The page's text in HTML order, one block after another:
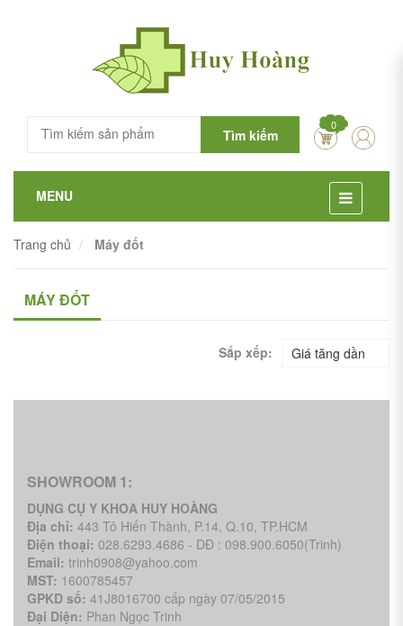
Tìm kiếm
0
MENU
Trang chủ Máy đốt
MÁY ĐỐT
Sắp xếp: Giá tăng dần
SHOWROOM 1:
DỤNG CỤ Y KHOA HUY HOÀNG
Địa chỉ: 443 Tô Hiến Thành, P.14, Q.10, TP.HCM
Điện thoại: 028.6293.4686 - DĐ : 098.900.6050(Trinh)
Email: trinh0908@yahoo.com
MST: 1600785457
GPKD số: 41J8016700 cấp ngày 07/05/2015
Đại Diện: Phan Ngọc Trinh